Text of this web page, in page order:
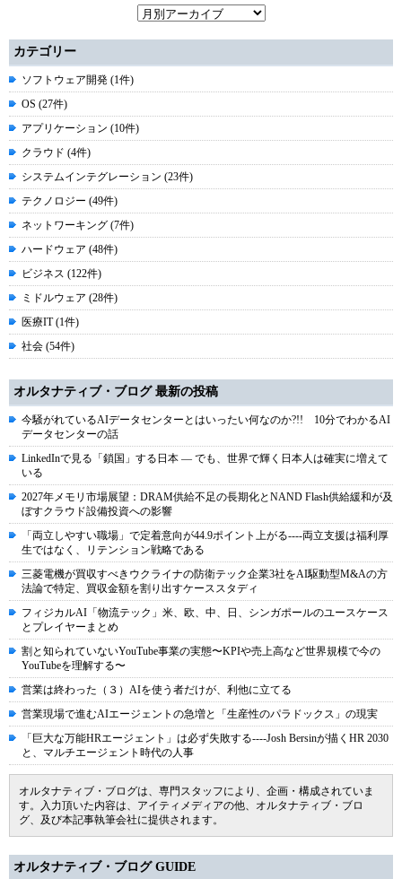
カテゴリー
ソフトウェア開発 (1件)
OS (27件)
アプリケーション (10件)
クラウド (4件)
システムインテグレーション (23件)
テクノロジー (49件)
ネットワーキング (7件)
ハードウェア (48件)
ビジネス (122件)
ミドルウェア (28件)
医療IT (1件)
社会 (54件)
オルタナティブ・ブログ 最新の投稿
今騒がれているAIデータセンターとはいったい何なのか?!! 10分でわかるAI
データセンターの話
LinkedInで見る「鎖国」する日本 ― でも、世界で輝く日本人は確実に増えて
いる
2027年メモリ市場展望：DRAM供給不足の長期化とNAND Flash供給緩和が及
ぼすクラウド設備投資への影響
「両立しやすい職場」で定着意向が44.9ポイント上がる----両立支援は福利厚
生ではなく、リテンション戦略である
三菱電機が買収すべきウクライナの防衛テック企業3社をAI駆動型M&Aの方
法論で特定、買収金額を割り出すケーススタディ
フィジカルAI「物流テック」米、欧、中、日、シンガポールのユースケース
とプレイヤーまとめ
割と知られていないYouTube事業の実態〜KPIや売上高など世界規模で今の
YouTubeを理解する〜
営業は終わった（３）AIを使う者だけが、利他に立てる
営業現場で進むAIエージェントの急増と「生産性のパラドックス」の現実
「巨大な万能HRエージェント」は必ず失敗する----Josh Bersinが描くHR 2030
と、マルチエージェント時代の人事
オルタナティブ・ブログは、専門スタッフにより、企画・構成されていま
す。入力頂いた内容は、アイティメディアの他、オルタナティブ・ブロ
グ、及び本記事執筆会社に提供されます。
オルタナティブ・ブログ GUIDE